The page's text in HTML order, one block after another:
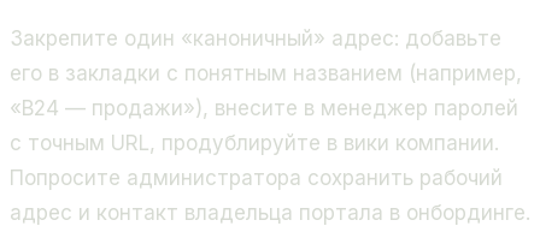
Закрепите один «каноничный» адрес: добавьте
его в закладки с понятным названием (например,
«B24 — продажи»), внесите в менеджер паролей
с точным URL, продублируйте в вики компании.
Попросите администратора сохранить рабочий
адрес и контакт владельца портала в онбординге.